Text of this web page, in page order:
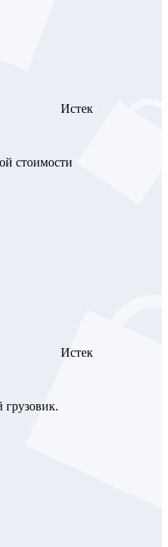
Истек
стоимости
Истек